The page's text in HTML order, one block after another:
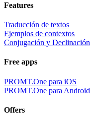
Features
Traducción de textos
Ejemplos de contextos
Conjugación y Declinación
Free apps
PROMT.One para iOS
PROMT.One para Android
Offers